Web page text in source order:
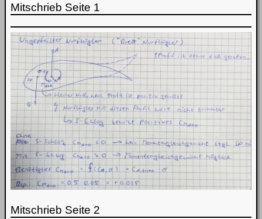
Mitschrieb Seite 1
Mitschrieb Seite 2